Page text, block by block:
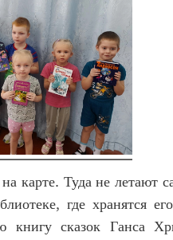
карте. Туда не летают
где хранятся
сказок Ганса